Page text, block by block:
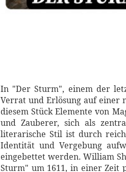
In "Der Sturm", einem der
Verrat und Erlösung auf einer
diesem Stück Elemente von
und Zauberer, sich als
literarische Stil ist durch
Identität und Vergebung
eingebettet werden. William
Sturm" um 1611, in einer Zeit